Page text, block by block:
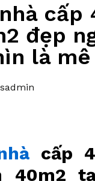
cấp
đẹp
là mê
cấp
40m2